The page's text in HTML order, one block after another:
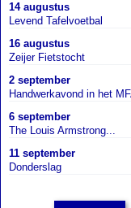
14 augustus
Levend Tafelvoetbal
16 augustus
Zeijer Fietstocht
2 september
Handwerkavond in het
6 september
The Louis Armstrong...
11 september
Donderslag